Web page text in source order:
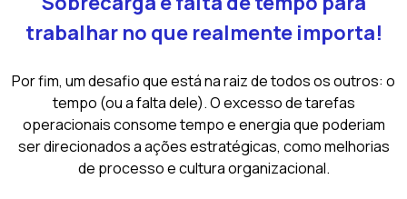
trabalhar no que realmente importa!
Por fim, um desafio que está na raiz de todos os outros: o
tempo (ou a falta dele). O excesso de tarefas
operacionais consome tempo e energia que poderiam
ser direcionados a ações estratégicas, como melhorias
de processo e cultura organizacional.